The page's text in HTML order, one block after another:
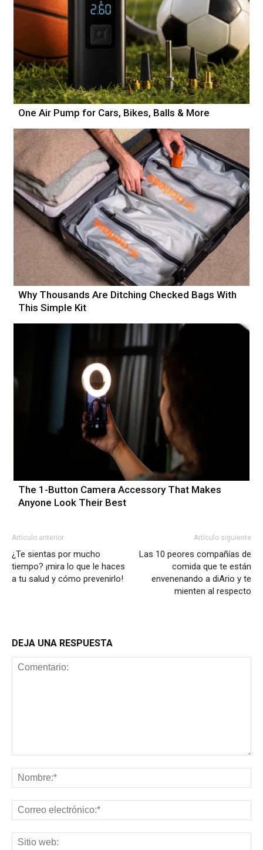
One Air Pump for Cars, Bikes, Balls & More
Why Thousands Are Ditching Checked Bags With
This Simple Kit
The 1-Button Camera Accessory That Makes
Anyone Look Their Best
Artículo anterior
¿Te sientas por mucho
tiempo? ¡mira lo que le haces
a tu salud y cómo prevenirlo!
Artículo siguiente
Las 10 peores compañías de
comida que te están
envenenando a diArio y te
mienten al respecto
DEJA UNA RESPUESTA